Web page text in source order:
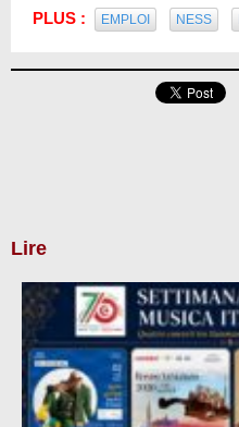
PLUS : EMPLOI NESS
Lire